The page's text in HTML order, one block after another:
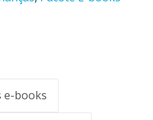
e-books